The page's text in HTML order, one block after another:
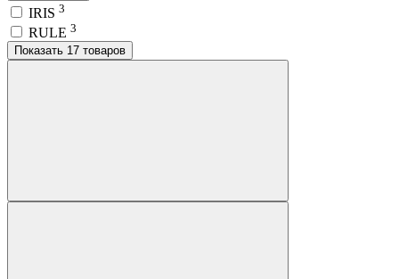
IRIS 3
RULE 3
Показать 17 товаров